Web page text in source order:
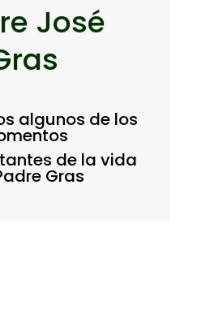
José
algunos de los
de la vida
Gras